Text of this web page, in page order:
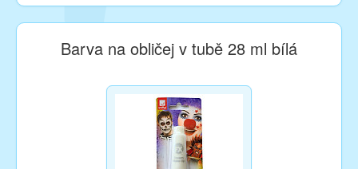
Barva na obličej v tubě 28 ml bílá